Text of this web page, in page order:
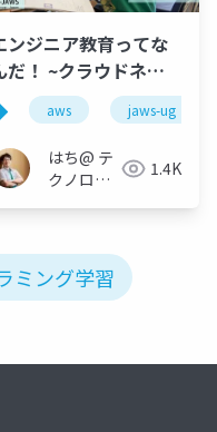
ンジニア教育ってな
だ！ ~クラウドネイ
ィブ人材育成論~
aws jaws-ug
はち@ テ
クノロジ
1.4K
ミング学習